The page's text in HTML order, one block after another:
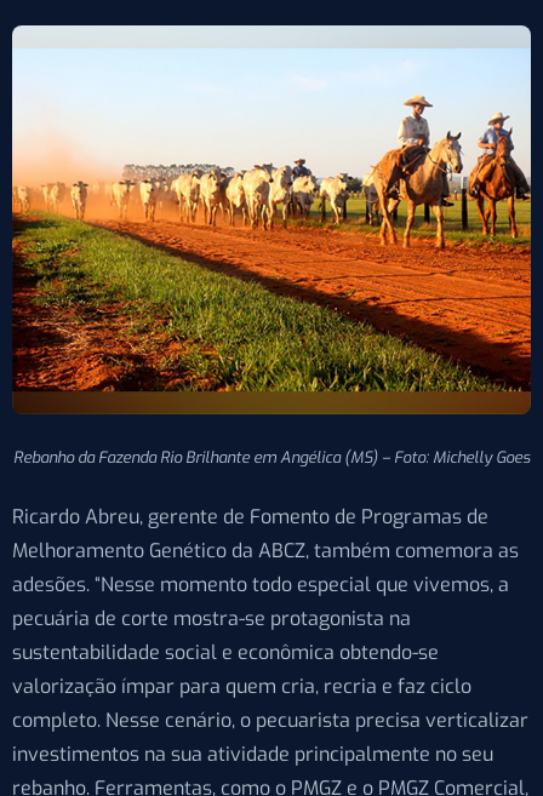
Rebanho da Fazenda Rio Brilhante em Angélica (MS) – Foto: Michelly Goes
Ricardo Abreu, gerente de Fomento de Programas de
Melhoramento Genético da ABCZ, também comemora as
adesões. “Nesse momento todo especial que vivemos, a
pecuária de corte mostra-se protagonista na
sustentabilidade social e econômica obtendo-se
valorização ímpar para quem cria, recria e faz ciclo
completo. Nesse cenário, o pecuarista precisa verticalizar
investimentos na sua atividade principalmente no seu
rebanho. Ferramentas, como o PMGZ e o PMGZ Comercial,